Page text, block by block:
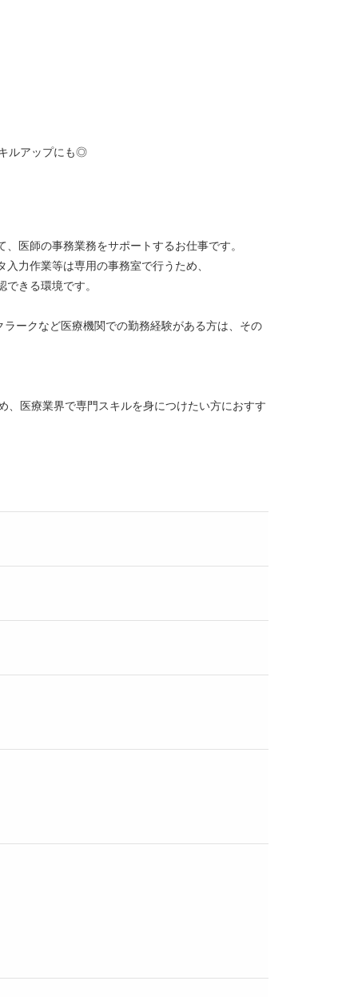
ルアップにも◎
医師の事務業務をサポートするお仕事です。
力作業等は専用の事務室で行うため、
きる環境です。
ークなど医療機関での勤務経験がある方は、その
医療業界で専門スキルを身につけたい方におすす